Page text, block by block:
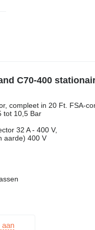
C70-400
compleet in 20 Ft. FSA-
tot 10,5 Bar
32 A - 400 V,
aarde) 400 V
aan